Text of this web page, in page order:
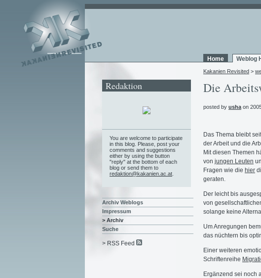
Home Weblog
Kakanien Revisited >
Die
posted by usha on
Das Thema bleibt
der Arbeit und die
Mit diesen Themen
von jungen Leuten
Fragen wie die hier
geraten.
Der leicht bis
von
solange keine
Um Anregungen
das nüchtern bis
Einer weiteren
Schriftenreihe
Ergänzend sei noch
Redaktion
You are welcome to participate
in this blog. Please, post your
comments and suggestions
either by using the button
"reply" at the bottom of each
blog or send them to
redaktion@kakanien.ac.at
Archiv Weblogs
Impressum
> Archiv
Suche
> RSS Feed